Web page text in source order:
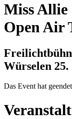
Miss Allie
Open Air
Würselen
Das Event hat geendet